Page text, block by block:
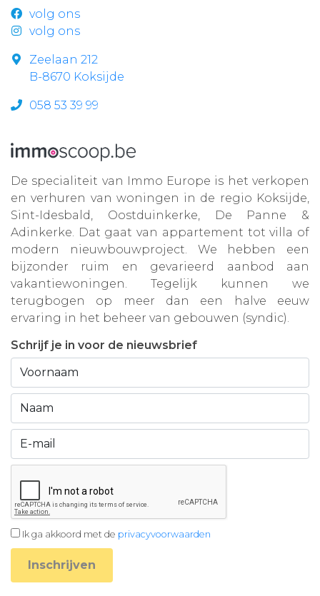
volg ons
volg ons
Zeelaan 212
B-8670 Koksijde
058 53 39 99
De specialiteit van Immo Europe is het verkopen
en verhuren van woningen in de regio Koksijde,
Sint-Idesbald, Oostduinkerke, De Panne &
Adinkerke. Dat gaat van appartement tot villa of
modern nieuwbouwproject. We hebben een
bijzonder ruim en gevarieerd aanbod aan
vakantiewoningen. Tegelijk kunnen we
terugbogen op meer dan een halve eeuw
ervaring in het beheer van gebouwen (syndic).
Schrijf je in voor de nieuwsbrief
Ik ga akkoord met de privacyvoorwaarden
Inschrijven